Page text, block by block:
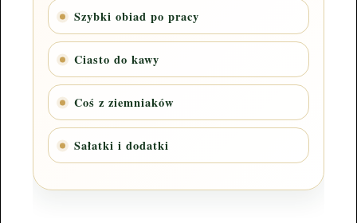
Szybki obiad po pracy
Ciasto do kawy
Coś z ziemniaków
Sałatki i dodatki